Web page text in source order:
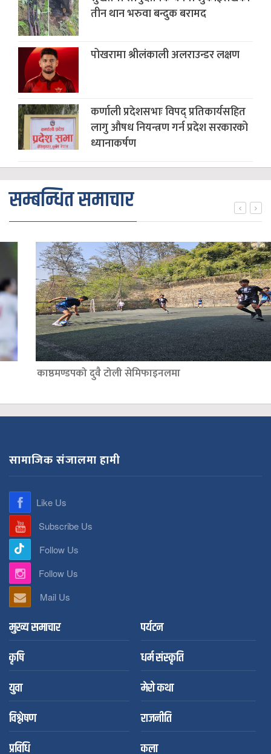
तीन थान भरुवा बन्दुक बरामद
पोखरामा श्रीलंकाली अलराउन्डर लक्षण
कर्णाली प्रदेशसभाः विपद् प्रतिकार्यसहित
लागु औषध नियन्त्रण गर्न प्रदेश सरकारको
ध्यानाकर्षण
सम्बन्धित समाचार
काष्ठमण्डपको दुवै टोली सेमिफाइनलमा
सामाजिक संजालमा हामी
Like Us
Subscribe Us
Follow Us
Follow Us
Mail Us
मुख्य समाचार
पर्यटन
कृषि
धर्म संस्कृति
युवा
मेरो कथा
विश्लेषण
राजनीति
प्रविधि
कला